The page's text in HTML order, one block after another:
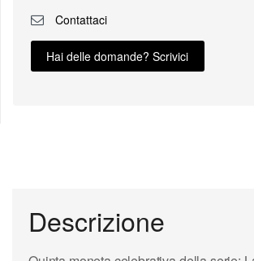
Contattaci
Hai delle domande? Scrivici
Descrizione